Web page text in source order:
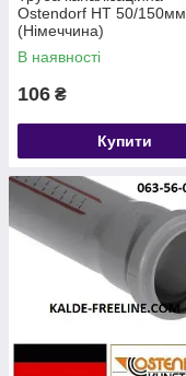
Ostendorf HT 50/150мм.
(Німеччина)
В наявності
106 ₴
Купити